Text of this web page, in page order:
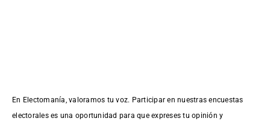
En Electomanía, valoramos tu voz. Participar en nuestras encuestas
electorales es una oportunidad para que expreses tu opinión y